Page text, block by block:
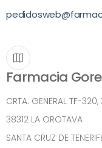
Farmacia
CRTA. GENERAL TF-
38312 LA OROTAVA
SANTA CRUZ DE